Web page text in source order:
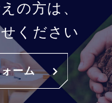
の方は、
ください
ーム